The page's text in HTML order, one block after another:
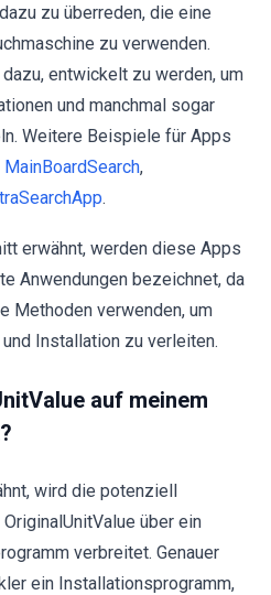
zu überreden, die eine
zu verwenden.
entwickelt zu werden, um
und manchmal sogar
Weitere Beispiele für Apps
MainBoardSearch,
.
erwähnt, werden diese Apps
Anwendungen bezeichnet, da
Methoden verwenden, um
Installation zu verleiten.
auf meinem
wird die potenziell
über ein
verbreitet. Genauer
ein Installationsprogramm,